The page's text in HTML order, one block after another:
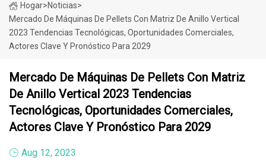
Hogar>Noticias>
Mercado De Máquinas De Pellets Con Matriz De Anillo Vertical
2023 Tendencias Tecnológicas, Oportunidades Comerciales,
Actores Clave Y Pronóstico Para 2029
Mercado De Máquinas De Pellets Con Matriz
De Anillo Vertical 2023 Tendencias
Tecnológicas, Oportunidades Comerciales,
Actores Clave Y Pronóstico Para 2029
Aug 12, 2023